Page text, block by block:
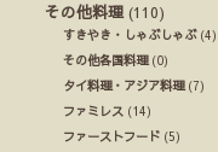
その他料理 (110)
すきやき・しゃぶしゃぶ(4)
その他各国料理(0)
タイ料理・アジア料理(7)
ファミレス (14)
ファーストフード (5)